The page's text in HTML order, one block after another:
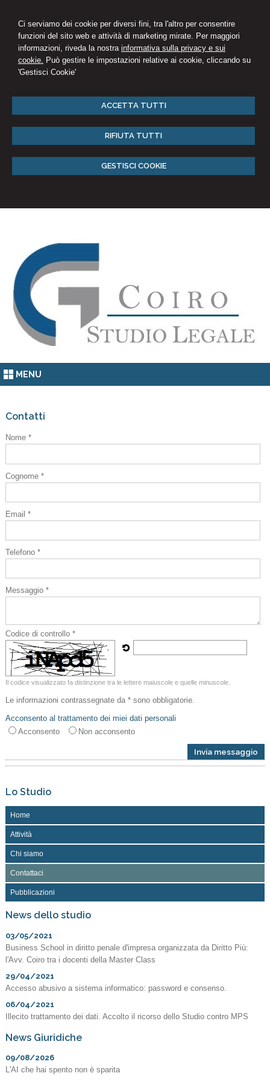
Ci serviamo dei cookie per diversi fini, tra l'altro per consentire
funzioni del sito web e attività di marketing mirate. Per maggiori
informazioni, riveda la nostra informativa sulla privacy e sui
cookie. Può gestire le impostazioni relative ai cookie, cliccando su
'Gestisci Cookie'
ACCETTA TUTTI
RIFIUTA TUTTI
GESTISCI COOKIE
MENU
Contatti
Nome *
Cognome *
Email *
Telefono *
Messaggio *
Codice di controllo *
Il codice visualizzato fa distinzione tra le lettere maiuscole e quelle minuscole.
Le informazioni contrassegnate da * sono obbligatorie.
Acconsento al trattamento dei miei dati personali
Acconsento
Non acconsento
Lo Studio
Home
Attività
Chi siamo
Contattaci
Pubblicazioni
News dello studio
03/05/2021
Business School in diritto penale d'impresa organizzata da Diritto Più:
l'Avv. Coiro tra i docenti della Master Class
29/04/2021
Accesso abusivo a sistema informatico: password e consenso.
06/04/2021
Illecito trattamento dei dati. Accolto il ricorso dello Studio contro MPS
News Giuridiche
09/08/2026
L'AI che hai spento non è sparita